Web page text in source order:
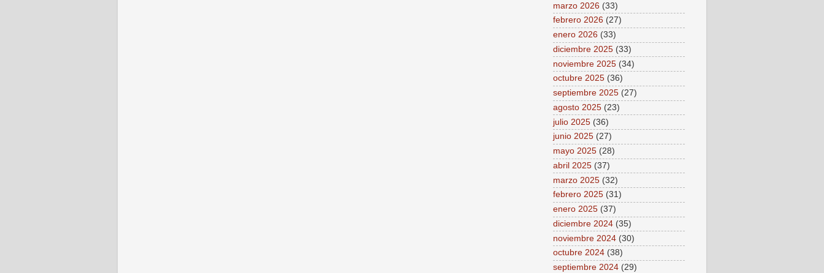
marzo 2026 (33)
febrero 2026 (27)
enero 2026 (33)
diciembre 2025 (33)
noviembre 2025 (34)
octubre 2025 (36)
septiembre 2025 (27)
agosto 2025 (23)
julio 2025 (36)
junio 2025 (27)
mayo 2025 (28)
abril 2025 (37)
marzo 2025 (32)
febrero 2025 (31)
enero 2025 (37)
diciembre 2024 (35)
noviembre 2024 (30)
octubre 2024 (38)
septiembre 2024 (29)